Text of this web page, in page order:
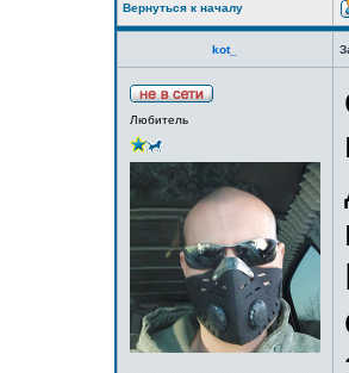
Вернуться к началу
kot_
Любитель